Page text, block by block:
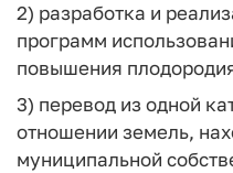
2) разработка и
программ
повышения
3) перевод из одной
отношении земель,
муниципальной